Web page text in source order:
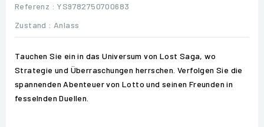
Referenz : YS9782750700683
Zustand : Anlass
Tauchen Sie ein in das Universum von Lost Saga, wo
Strategie und Überraschungen herrschen. Verfolgen Sie die
spannenden Abenteuer von Lotto und seinen Freunden in
fesselnden Duellen.